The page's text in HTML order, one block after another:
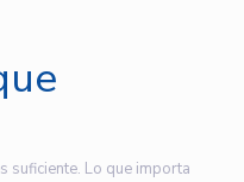
suficiente. Lo que importa